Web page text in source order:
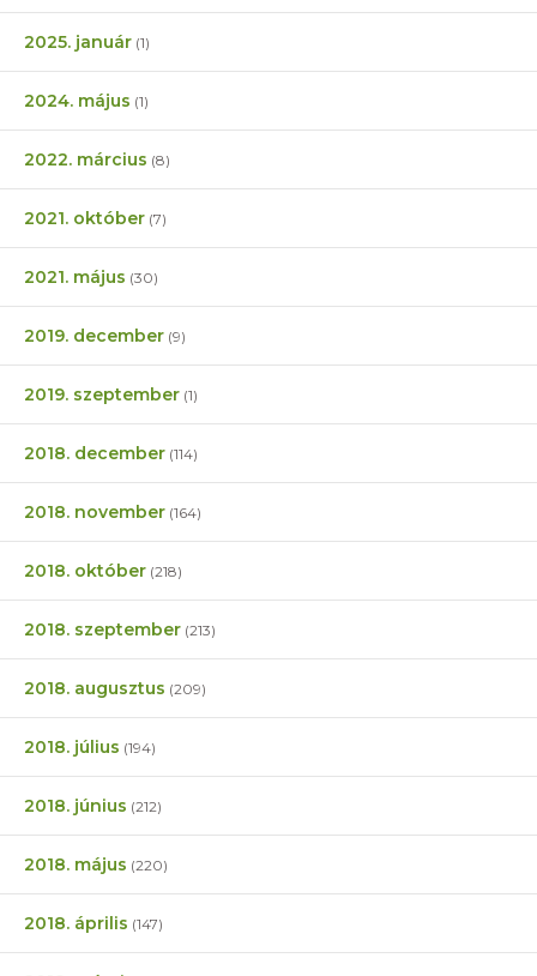
2025. január (1)
2024. május (1)
2022. március (8)
2021. október (7)
2021. május (30)
2019. december (9)
2019. szeptember (1)
2018. december (114)
2018. november (164)
2018. október (218)
2018. szeptember (213)
2018. augusztus (209)
2018. július (194)
2018. június (212)
2018. május (220)
2018. április (147)